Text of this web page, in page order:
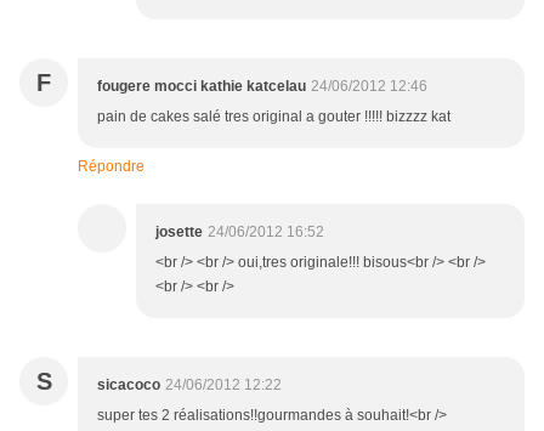
F fougere mocci kathie katcelau 24/06/2012 12:46
pain de cakes salé tres original a gouter !!!!! bizzzz kat
Répondre
josette 24/06/2012 16:52
<br /> <br /> oui,tres originale!!! bisous<br /> <br />
<br /> <br />
S sicacoco 24/06/2012 12:22
super tes 2 réalisations!!gourmandes à souhait!<br />